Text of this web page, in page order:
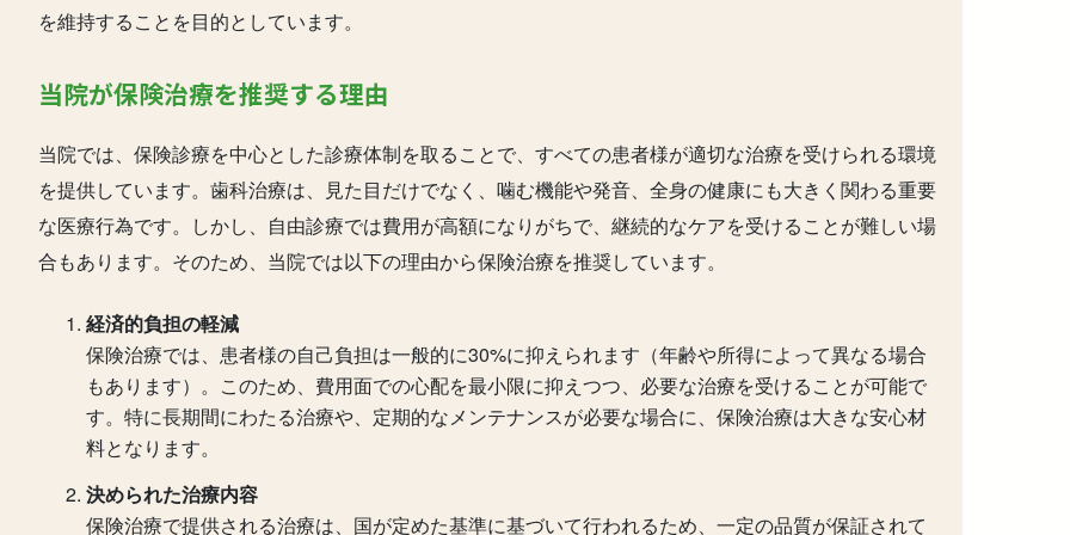
を維持することを目的としています。
当院が保険治療を推奨する理由
当院では、保険診療を中心とした診療体制を取ることで、すべての患者様が適切な治療を受けられる環境
を提供しています。歯科治療は、見た目だけでなく、噛む機能や発音、全身の健康にも大きく関わる重要
な医療行為です。しかし、自由診療では費用が高額になりがちで、継続的なケアを受けることが難しい場
合もあります。そのため、当院では以下の理由から保険治療を推奨しています。
経済的負担の軽減
保険治療では、患者様の自己負担は一般的に30%に抑えられます（年齢や所得によって異なる場合
もあります）。このため、費用面での心配を最小限に抑えつつ、必要な治療を受けることが可能で
す。特に長期間にわたる治療や、定期的なメンテナンスが必要な場合に、保険治療は大きな安心材
料となります。
決められた治療内容
保険治療で提供される治療は、国が定めた基準に基づいて行われるため、一定の品質が保証されて